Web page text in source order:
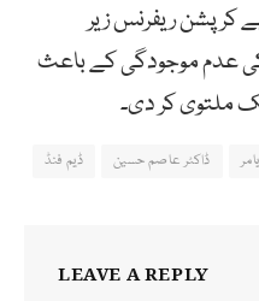
میں 17 ارب روپے کرپشن ریفرنس زیر
عدم موجودگی کے باعث
ملتوی کر دی۔
ڈاکٹر عاصم حسین
ڈیم فنڈ
LEAVE A REPLY